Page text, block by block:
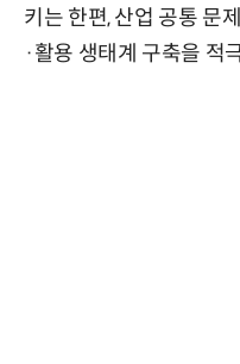
키는 한편, 산업 공통 문
·활용 생태계 구축을 적